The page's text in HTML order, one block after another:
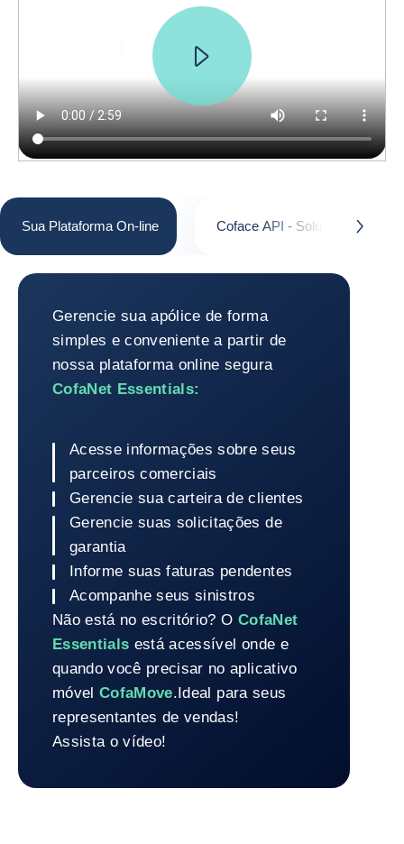
Sua Plataforma On-line Coface API - Soluções de
button.next
Sua Plataforma On-line
Gerencie sua apólice de forma
simples e conveniente a partir de
nossa plataforma online segura
CofaNet Essentials:
Acesse informações sobre seus
parceiros comerciais
Gerencie sua carteira de clientes
Gerencie suas solicitações de
garantia
Informe suas faturas pendentes
Acompanhe seus sinistros
Não está no escritório? O CofaNet
Essentials está acessível onde e
quando você precisar no aplicativo
móvelCofaMove.Ideal para seus
representantes de vendas!
Assista o vídeo!